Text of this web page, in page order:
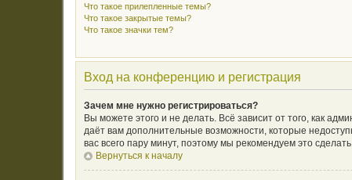
Что такое прилепленные темы?
Что такое закрытые темы?
Что такое значки тем?
Вход на конференцию и регистрация
Зачем мне нужно регистрироваться?
Вы можете этого и не делать. Всё зависит от того, как
даёт вам дополнительные возможности, которые
вас всего пару минут, поэтому мы рекомендуем это
Вернуться к началу